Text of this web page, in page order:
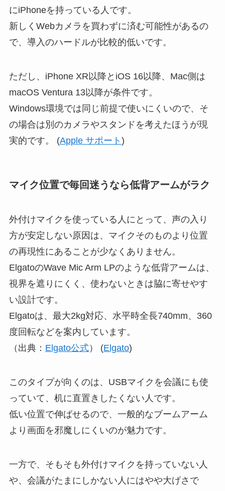
にiPhoneを持っている人です。
新しくWebカメラを買わずに済む可能性があるの
で、導入のハードルが比較的低いです。
ただし、iPhone XR以降とiOS 16以降、Mac側は
macOS Ventura 13以降が条件です。
Windows環境では同じ前提で使いにくいので、そ
の場合は別のカメラやスタンドを考えたほうが現
実的です。 (Apple サポート )
マイク位置で毎回迷うなら低背アームがラク
外付けマイクを使っている人にとって、声の入り
方が安定しない原因は、マイクそのものより位置
の再現性にあることが少なくありません。
ElgatoのWave Mic Arm LPのような低背アームは、
視界を遮りにくく、使わないときは脇に寄せやす
い設計です。
Elgatoは、最大2kg対応、水平時全長740mm、360
度回転などを案内しています。
（出典： Elgato公式） (Elgato)
このタイプが向くのは、USBマイクを会議にも使
っていて、机に直置きしたくない人です。
低い位置で伸ばせるので、一般的なブームアーム
より画面を邪魔しにくいのが魅力です。
一方で、そもそも外付けマイクを持っていない人
や、会議がたまにしかない人にはやや大げさで